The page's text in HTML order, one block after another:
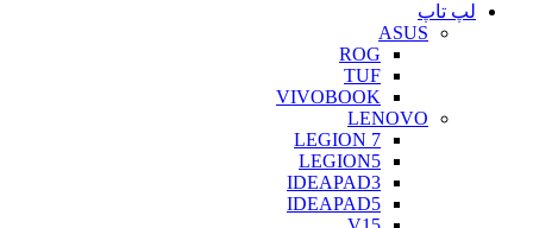
لپ تاپ
ASUS
ROG
TUF
VIVOBOOK
LENOVO
LEGION 7
LEGION5
IDEAPAD3
IDEAPAD5